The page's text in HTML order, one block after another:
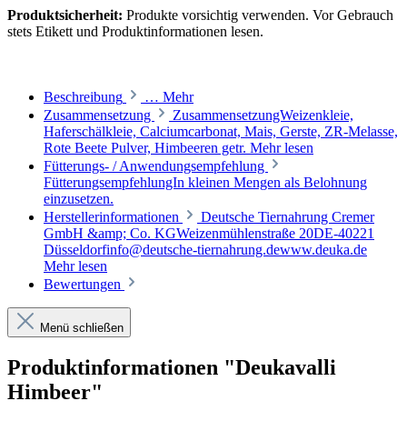
Produktsicherheit: Produkte vorsichtig verwenden. Vor Gebrauch
stets Etikett und Produktinformationen lesen.
Beschreibung … Mehr
Zusammensetzung
ZusammensetzungWeizenkleie,
Haferschälkleie, Calciumcarbonat, Mais, Gerste, ZR-Melasse,
Rote Beete Pulver, Himbeeren getr. Mehr lesen
Fütterungs- / Anwendungsempfehlung
FütterungsempfehlungIn kleinen Mengen als Belohnung
einzusetzen.
Herstellerinformationen
Deutsche Tiernahrung Cremer
GmbH &amp; Co. KGWeizenmühlenstraße 20DE-40221
Düsseldorfinfo@deutsche-tiernahrung.dewww.deuka.de
Mehr lesen
Bewertungen
Menü schließen
Produktinformationen "Deukavalli
Himbeer"